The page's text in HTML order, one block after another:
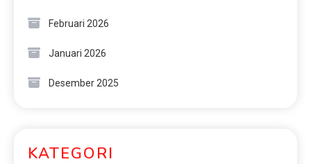
Februari 2026
Januari 2026
Desember 2025
KATEGORI